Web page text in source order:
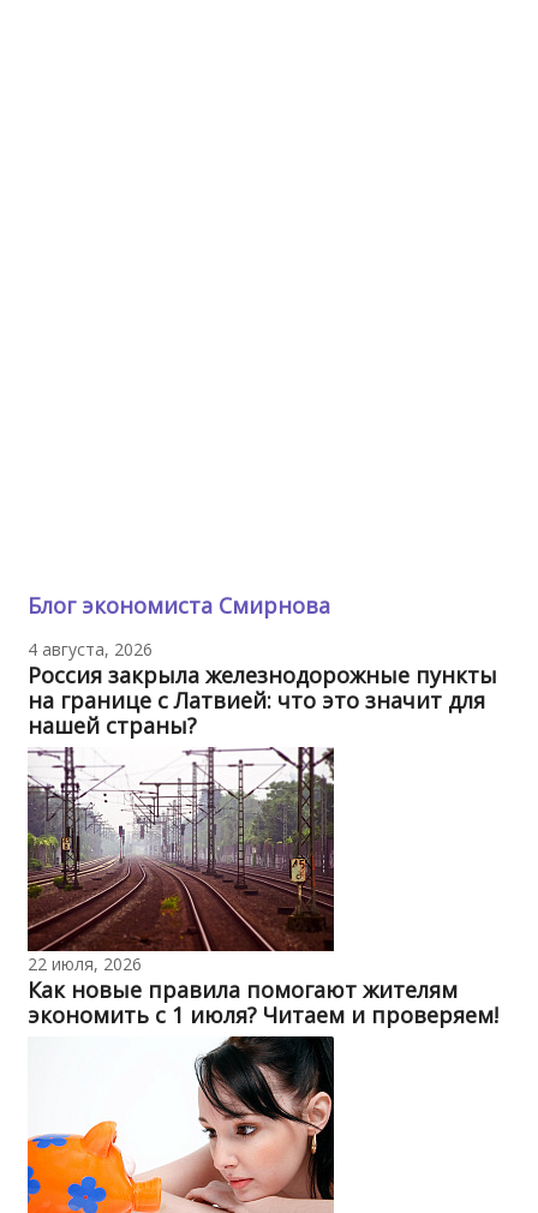
Блог экономиста Смирнова
4 августа, 2026
Россия закрыла железнодорожные пункты
на границе с Латвией: что это значит для
нашей страны?
22 июля, 2026
Как новые правила помогают жителям
экономить с 1 июля? Читаем и проверяем!